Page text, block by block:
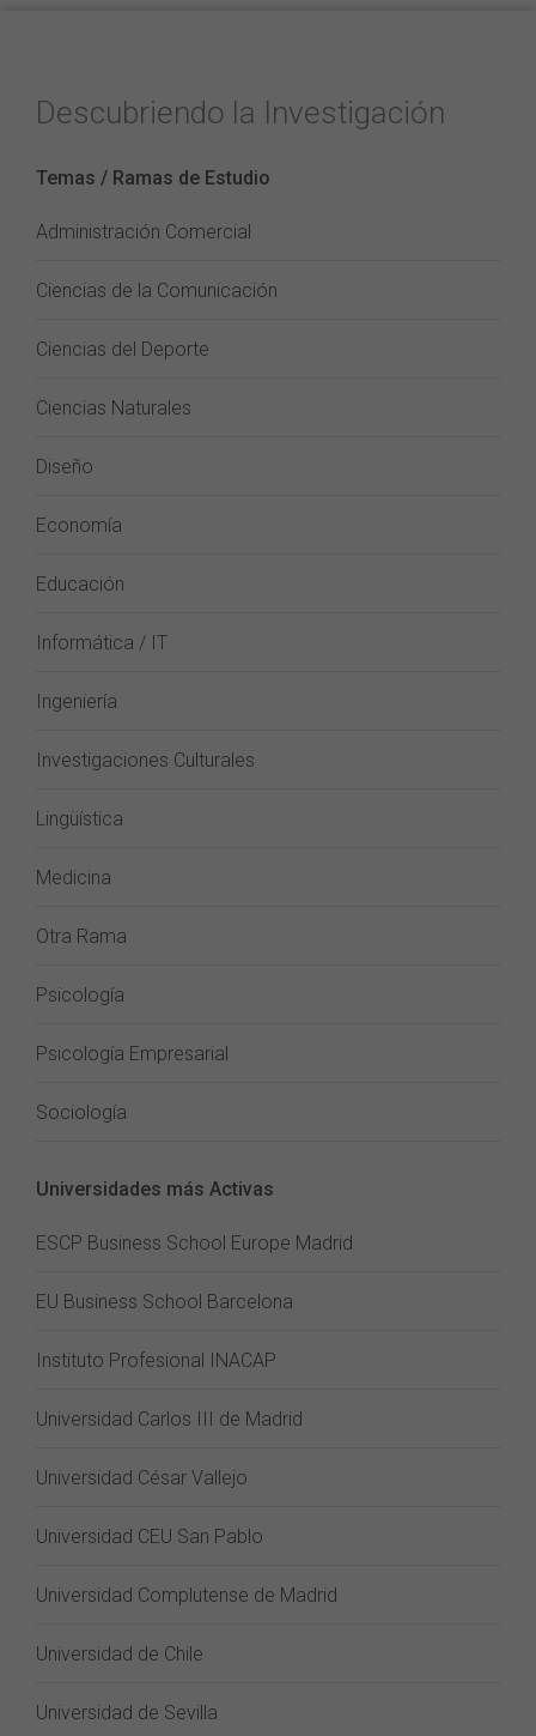
Descubriendo la Investigación
Temas / Ramas de Estudio
Administración Comercial
Ciencias de la Comunicación
Ciencias del Deporte
Ciencias Naturales
Diseño
Economía
Educación
Informática / IT
Ingeniería
Investigaciones Culturales
Lingüística
Medicina
Otra Rama
Psicología
Psicología Empresarial
Sociología
Universidades más Activas
ESCP Business School Europe Madrid
EU Business School Barcelona
Instituto Profesional INACAP
Universidad Carlos III de Madrid
Universidad César Vallejo
Universidad CEU San Pablo
Universidad Complutense de Madrid
Universidad de Chile
Universidad de Sevilla